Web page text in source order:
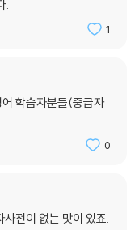
.
1
학습자분들(중급자
0
전이 없는 맛이 있죠.